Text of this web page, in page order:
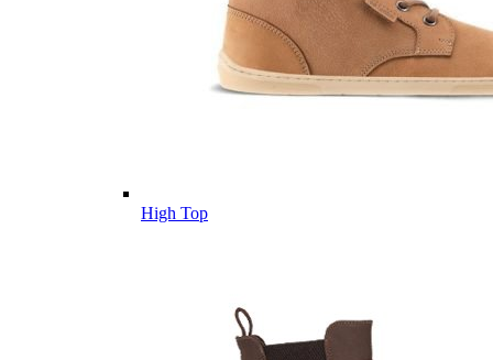
High Top